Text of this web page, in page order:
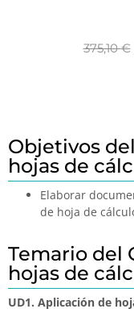
375,10€
Objetivos
hojas de
Elaborar
de hoja de
Temario del
hojas de
UD1. Aplicación de